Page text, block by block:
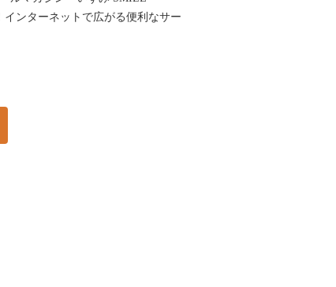
ンターネットで広がる便利なサー